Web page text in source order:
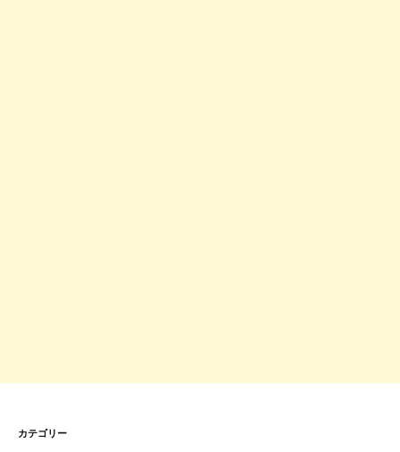
カテゴリー